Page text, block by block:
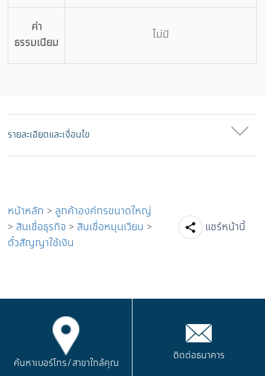
ค่า
ธรรมเนียม
ไม่มี
รายละเอียดและเงื่อนไข
หน้าหลัก > ลูกค้าองค์กรขนาดใหญ่
> สินเชื่อธุรกิจ > สินเชื่อหมุนเวียน >
ตั๋วสัญญาใช้เงิน
แชร์หน้านี้
Facebook
Line
ค้นหาเบอร์โทร/สาขาใกล้คุณ
ติดต่อธนาคาร